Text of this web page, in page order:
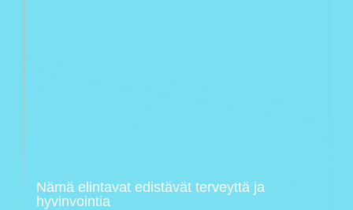
Nämä elintavat edistävät terveyttä ja
hyvinvointia